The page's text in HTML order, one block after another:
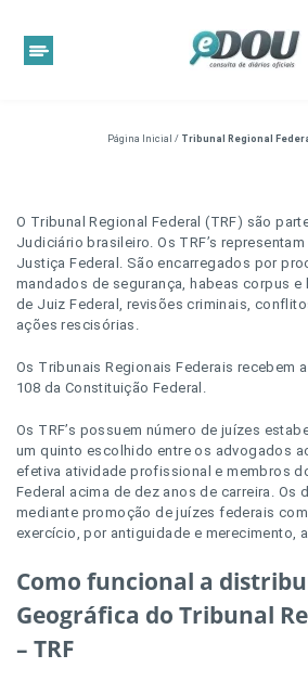
Página Inicial / Tribunal Regional
O Tribunal Regional Federal (TRF) são
Judiciário brasileiro. Os TRF’s
Justiça Federal. São encarregados por
mandados de segurança, habeas corpus e
de Juiz Federal, revisões criminais,
ações rescisórias.
Os Tribunais Regionais Federais recebem
108 da Constituição Federal.
Os TRF’s possuem número de juízes
um quinto escolhido entre os advogados
efetiva atividade profissional e membros
Federal acima de dez anos de carreira. Os
mediante promoção de juízes federais
exercício, por antiguidade e merecimento,
Como funcional a
Geográfica do Tribunal
– TRF